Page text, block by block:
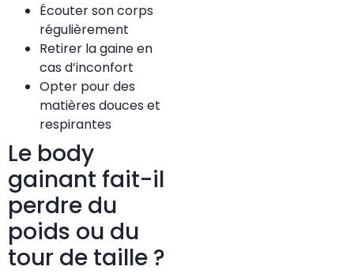
Écouter son corps
régulièrement
Retirer la gaine en
cas d’inconfort
Opter pour des
matières douces et
respirantes
Le body
gainant fait-il
perdre du
poids ou du
tour de taille ?